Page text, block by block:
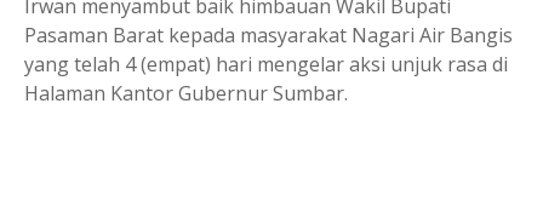
Irwan menyambut baik himbauan Wakil Bupati
Pasaman Barat kepada masyarakat Nagari Air Bangis
yang telah 4 (empat) hari mengelar aksi unjuk rasa di
Halaman Kantor Gubernur Sumbar.